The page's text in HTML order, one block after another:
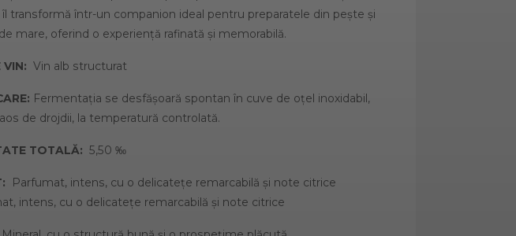
îl transformă într-un companion ideal pentru preparatele din pește și
mare, oferind o experiență rafinată și memorabilă.
VIN: Vin alb structurat
Fermentația se desfășoară spontan în cuve de oțel inoxidabil,
de drojdii, la temperatură controlată.
TOTALĂ: 5,50 ‰
Parfumat, intens, cu o delicatețe remarcabilă și note citrice
intens, cu o delicatețe remarcabilă și note citrice